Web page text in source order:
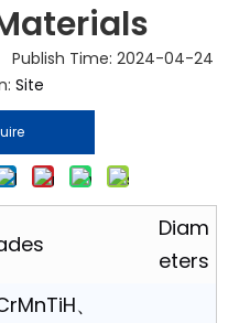
Time: 2024-04-24
Site
Diam
eters
、